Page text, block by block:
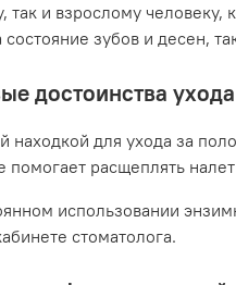
так и взрослому
состояние зубов и десен,
достоинства
находкой для ухода за
помогает расщеплять
использовании
стоматолога.